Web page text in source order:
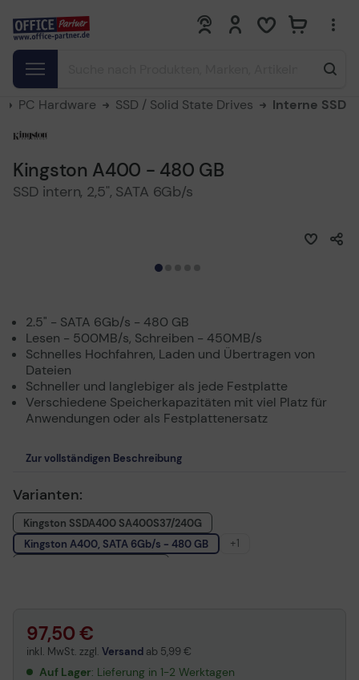
0 0
PC Hardware SSD / Solid State Drives Interne SSD
Kingston A400 - 480 GB
SSD intern, 2,5", SATA 6Gb/s
2.5" - SATA 6Gb/s - 480 GB
Lesen - 500MB/s, Schreiben - 450MB/s
Schnelles Hochfahren, Laden und Übertragen von
Dateien
Schneller und langlebiger als jede Festplatte
Verschiedene Speicherkapazitäten mit viel Platz für
Anwendungen oder als Festplattenersatz
Zur vollständigen Beschreibung
Varianten:
Kingston SSDA400 SA400S37/240G
Kingston A400, SATA 6Gb/s - 480 GB
+1
97,50 €
inkl. MwSt. zzgl. Versand ab 5,99 €
Auf Lager: Lieferung in 1-2 Werktagen